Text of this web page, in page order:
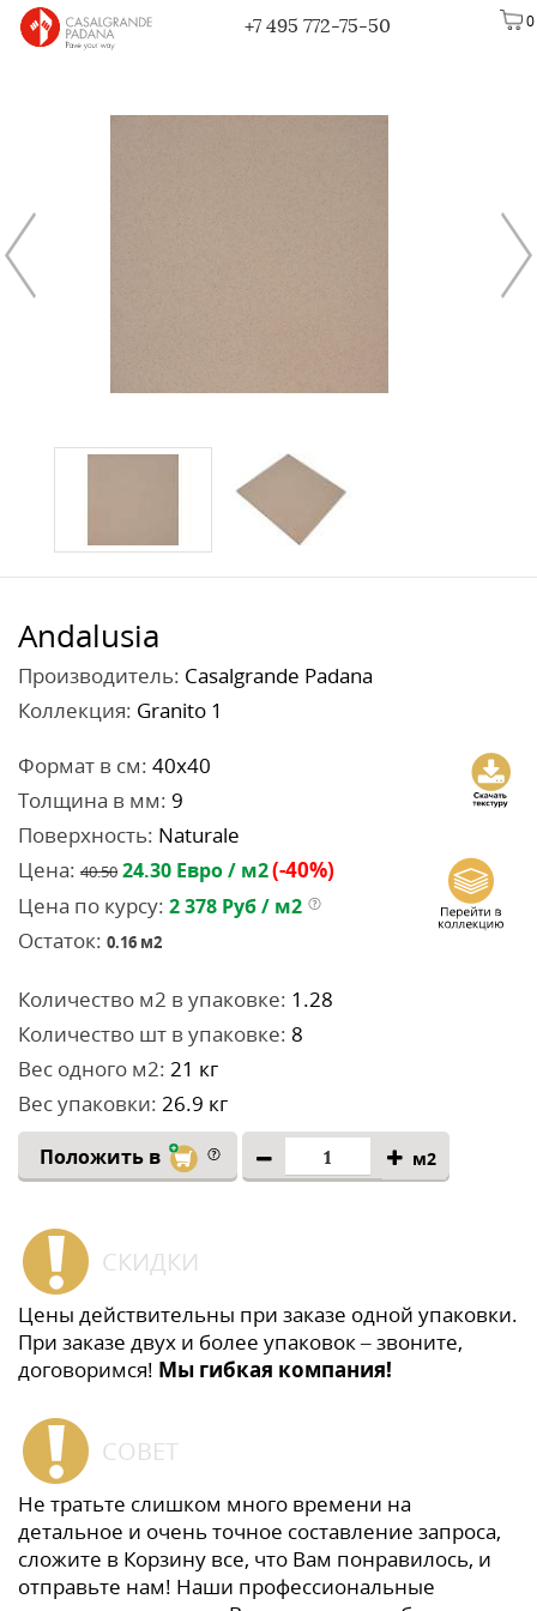
0
+7 495 772-75-50
Andalusia
Производитель: Casalgrande Padana
Коллекция: Granito 1
Формат в см: 40x40
Толщина в мм: 9
Поверхность: Naturale
Цена: 40.50 24.30 Евро / м2(-40%)
Цена по курсу: 2 378 Руб / м2
Остаток: 0.16 м2
Количество м2 в упаковке: 1.28
Количество шт в упаковке: 8
Вес одного м2: 21 кг
Вес упаковки: 26.9 кг
Положить в м2
СКИДКИ
Цены действительны при заказе одной упаковки.
При заказе двух и более упаковок – звоните,
договоримся! Мы гибкая компания!
СОВЕТ
Не тратьте слишком много времени на
детальное и очень точное составление запроса,
сложите в Корзину все, что Вам понравилось, и
отправьте нам! Наши профессиональные